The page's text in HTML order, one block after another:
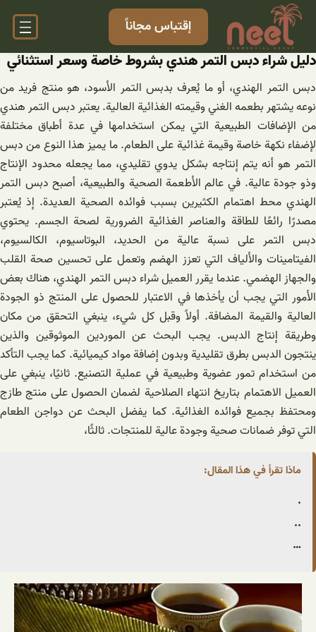
تخطى
المحتوى
إقتباس مجاناً
دليل شراء دبس التمر هندي بشروط خاصة وسعر استثنائي
دبس التمر الهندي، أو ما يُعرف بدبس التمر الأسود، هو منتج فريد من
نوعه يشتهر بطعمه الغني وقيمته الغذائية العالية. يعتبر دبس التمر هندي
من الإضافات الطبيعية التي يمكن استخدامها في عدة أطباق مختلفة
لإضفاء نكهة خاصة وقيمة غذائية على الطعام. ما يميز هذا النوع من دبس
التمر هو أنه يتم إنتاجه بشكل يدوي تقليدي، مما يجعله محدود الإنتاج
وذو جودة عالية. في عالم الأطعمة الصحية والطبيعية، أصبح دبس التمر
الهندي محط اهتمام الكثيرين بسبب فوائده الصحية العديدة. إذ يُعتبر
مصدرًا رائعًا للطاقة والعناصر الغذائية الضرورية لصحة الجسم. يحتوي
دبس التمر على نسبة عالية من الحديد، البوتاسيوم، الكالسيوم،
الفيتامينات والألياف التي تعزز الهضم وتعمل على تحسين صحة القلب
والجهاز الهضمي. عندما يقرر العميل شراء دبس التمر الهندي، هناك بعض
الأمور التي يجب أن يأخذها في الاعتبار للحصول على المنتج ذو الجودة
العالية والقيمة المضافة. أولاً وقبل كل شيء، ينبغي التحقق من مكان
وطريقة إنتاج الدبس. يجب البحث عن الموردين الموثوقين والذين
ينتجون الدبس بطرق تقليدية وبدون إضافة مواد كيميائية. كما يجب التأكد
من استخدام تمور عضوية وطبيعية في عملية التصنيع. ثانيًا، ينبغي على
العميل الاهتمام بتاريخ انتهاء الصلاحية لضمان الحصول على منتج طازج
ومحتفظ بجميع فوائده الغذائية. كما يفضل البحث عن دواجن الطعام
التي توفر ضمانات صحية وجودة عالية للمنتجات. ثالثًا،
ماذا تقرأ في هذا المقال:
.
..
…